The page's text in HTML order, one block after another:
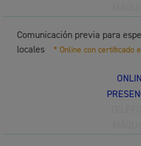
Comunicación previa para
locales
* Online con certificado